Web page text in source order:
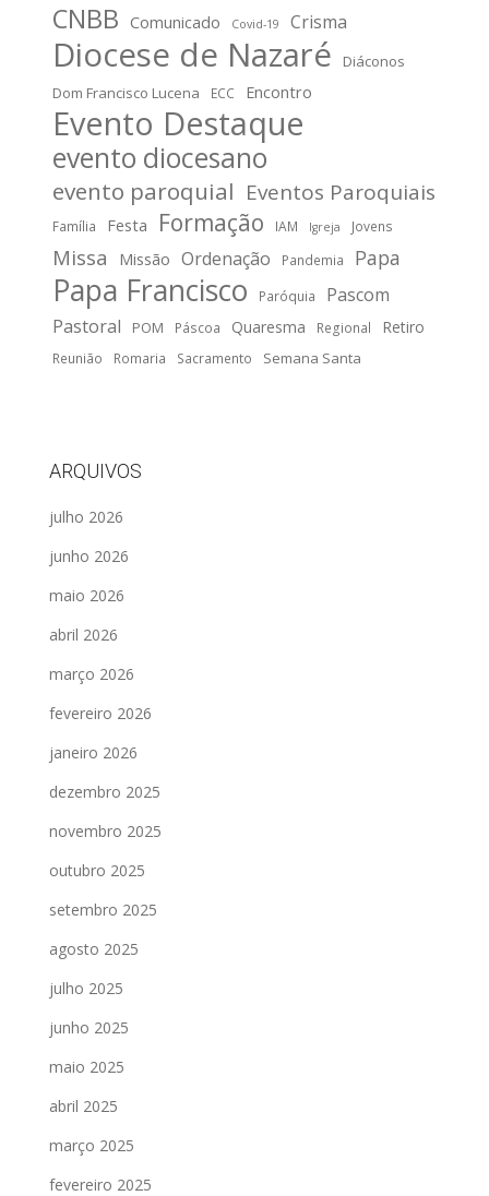
CNBB Comunicado Covid-19 Crisma
Diocese de Nazaré
Diáconos
Dom Francisco Lucena
ECC Encontro
Evento Destaque
evento diocesano
evento paroquial Eventos Paroquiais
Família Festa Formação IAM Igreja Jovens
Missa Missão Ordenação Pandemia Papa
Papa Francisco Paróquia
Pascom
Pastoral
POM Páscoa Quaresma Regional Retiro
Reunião Romaria Sacramento Semana Santa
ARQUIVOS
julho 2026
junho 2026
maio 2026
abril 2026
março 2026
fevereiro 2026
janeiro 2026
dezembro 2025
novembro 2025
outubro 2025
setembro 2025
agosto 2025
julho 2025
junho 2025
maio 2025
abril 2025
março 2025
fevereiro 2025